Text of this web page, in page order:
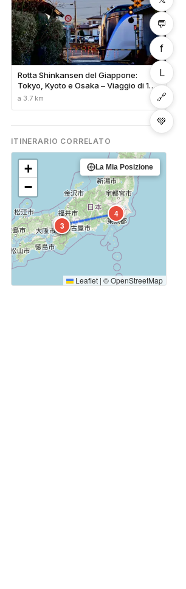
Rotta Shinkansen del Giappone:
Tokyo, Kyoto e Osaka – Viaggio di 10
Giorni
a 3.7 km
ITINERARIO CORRELATO
1
23
4
5
6
+
−
La Mia Posizione
Leaflet | ©OpenStreetMap
💬
f
L
🔗
💚